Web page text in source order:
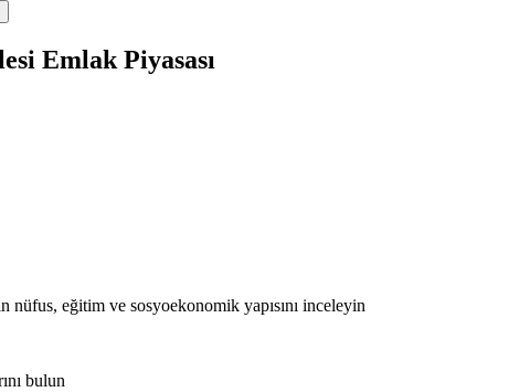
Emlak Piyasası
eğitim ve sosyoekonomik yapısını inceleyin
bulun